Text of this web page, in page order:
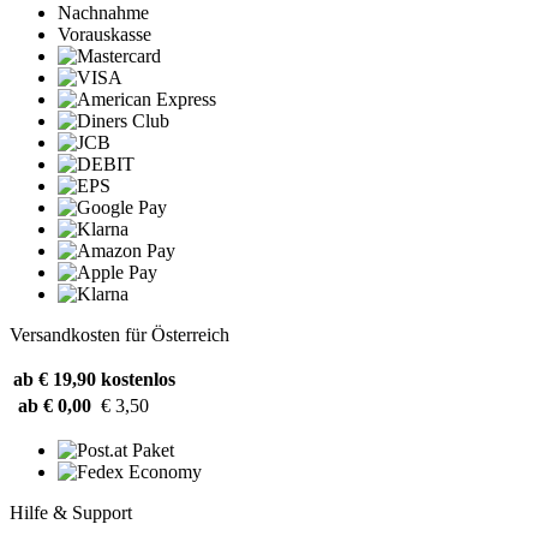
Nachnahme
Vorauskasse
Versandkosten für Österreich
ab € 19,90 kostenlos
ab € 0,00 € 3,50
Hilfe & Support